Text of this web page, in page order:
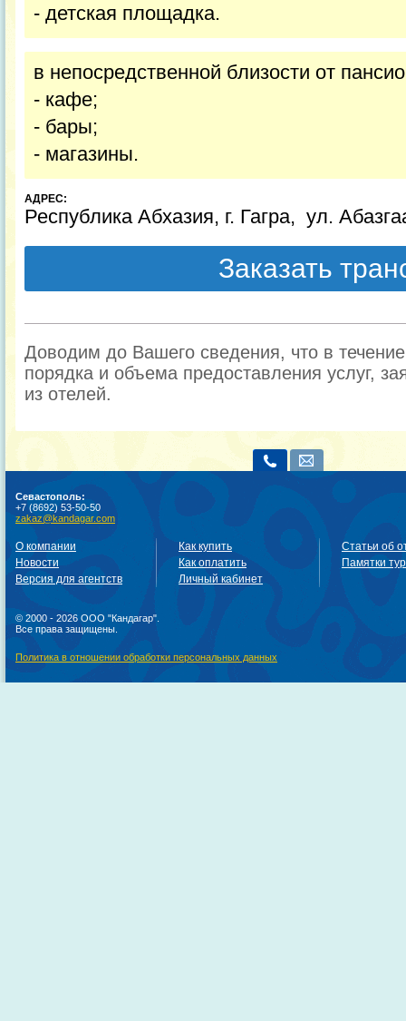
- детская площадка.
в непосредственной близости от
- кафе;
- бары;
- магазины.
АДРЕС:
Республика Абхазия, г. Гагра, ул.
Заказать
Доводим до Вашего сведения, что в
порядка и объема предоставления услуг,
из отелей.
Севастополь:
+7 (8692) 53-50-50
zakaz@kandagar.com
О компании
Новости
Версия для агентств
Как купить
Как оплатить
Личный кабинет
Статьи об
Памятки
© 2000 - 2026 ООО "Кандагар".
Все права защищены.
Политика в отношении обработки персональных данных